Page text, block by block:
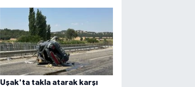
Uşak'ta takla atarak karşı